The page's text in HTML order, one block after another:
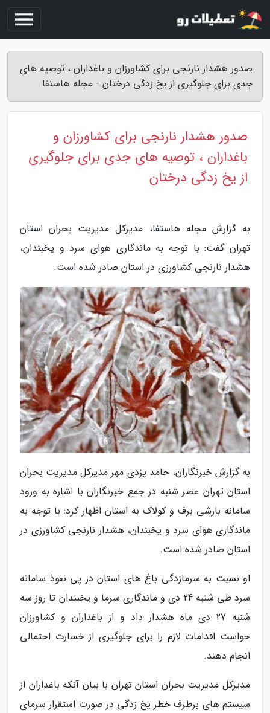
صدور هشدار نارنجی برای کشاورزان و باغداران ، توصیه های
جدی برای جلوگیری از یخ زدگی درختان - مجله هاستفا
صدور هشدار نارنجی برای کشاورزان و
باغداران ، توصیه های جدی برای جلوگیری
از یخ زدگی درختان
به گزارش مجله هاستفا، مدیرکل مدیریت بحران استان
تهران گفت: با توجه به ماندگاری هوای سرد و یخبندان،
هشدار نارنجی کشاورزی در استان صادر شده است.
به گزارش خبرنگاران، حامد یزدی مهر مدیرکل مدیریت بحران
استان تهران عصر شنبه در جمع خبرنگاران با اشاره به ورود
سامانه بارشی برف و کولاک به استان اظهار کرد: با توجه به
ماندگاری هوای سرد و یخبندان، هشدار نارنجی کشاورزی در
استان صادر شده است.
او نسبت به سرمازدگی باغ های استان در پی نفوذ سامانه
سرد طی شنبه 24 دی و ماندگاری سرما و یخبندان تا روز سه
شنبه 27 دی ماه هشدار داد و از باغداران و کشاورزان
خواست اقدامات لازم را برای جلوگیری از خسارت احتمالی
انجام دهند.
مدیرکل مدیریت بحران استان تهران با بیان آنکه باغداران از
سیستم های برطرف خطر یخ زدگی در صورت استقرار سرمای